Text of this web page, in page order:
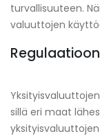
turvallisuuteen.
valuuttojen
sillä eri maat